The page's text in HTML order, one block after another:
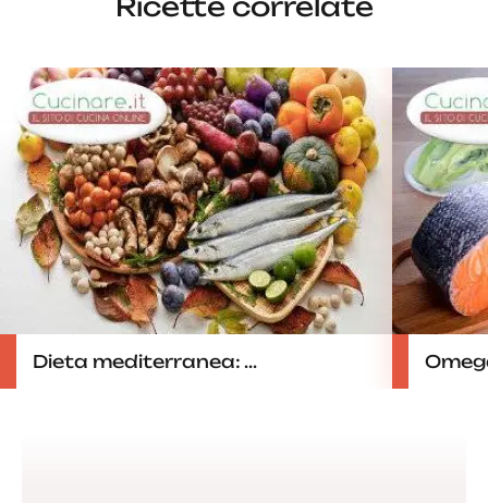
Dieta mediterranea: ...